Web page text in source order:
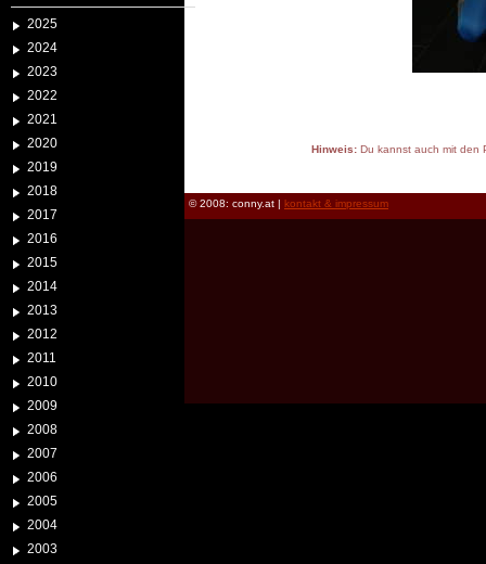
2025
2024
2023
2022
2021
2020
2019
2018
2017
2016
2015
2014
2013
2012
2011
2010
2009
2008
2007
2006
2005
2004
2003
Hinweis:Du kannst auch mit den
© 2008: conny.at | kontakt & impressum